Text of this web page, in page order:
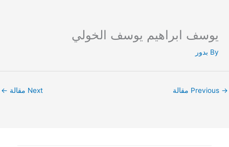
content
يوسف ابراهيم يوسف الخولي
By بدور
→ Next مقالة ←